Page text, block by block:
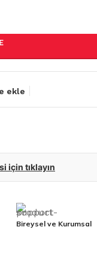
ekle
için tıklayın
Bireysel ve Kurumsal